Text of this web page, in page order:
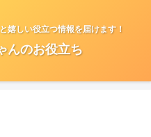
嬉しい役立つ情報を届けます！
んのお役立ち